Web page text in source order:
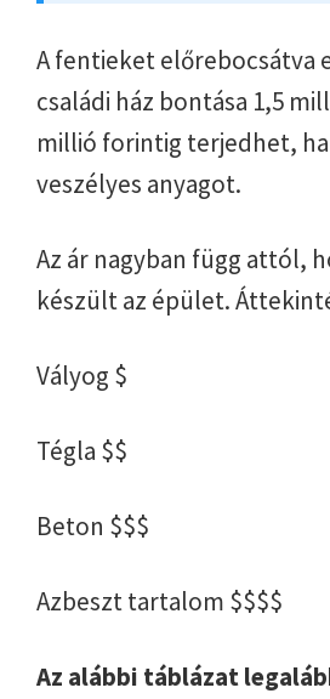
A fentieket előrebocsátva
családi ház bontása 1,5
millió forintig terjedhet,
veszélyes anyagot.
Az ár nagyban függ attól,
készült az épület.
Vályog $
Tégla $$
Beton $$$
Azbeszt tartalom $$$$
Az alábbi táblázat